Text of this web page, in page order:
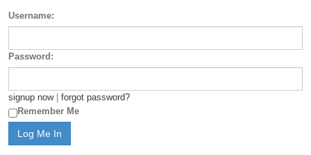
Username:
Password:
signup now| forgot password?
Remember Me